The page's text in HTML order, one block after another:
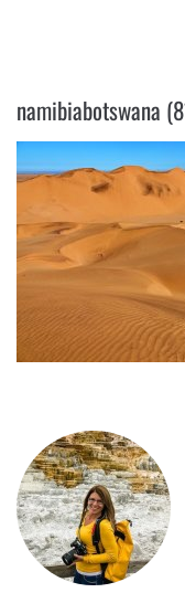
namibiabotswana